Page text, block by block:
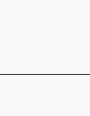
表現主義運動》
in Musik，詳細說
這個名詞，在音